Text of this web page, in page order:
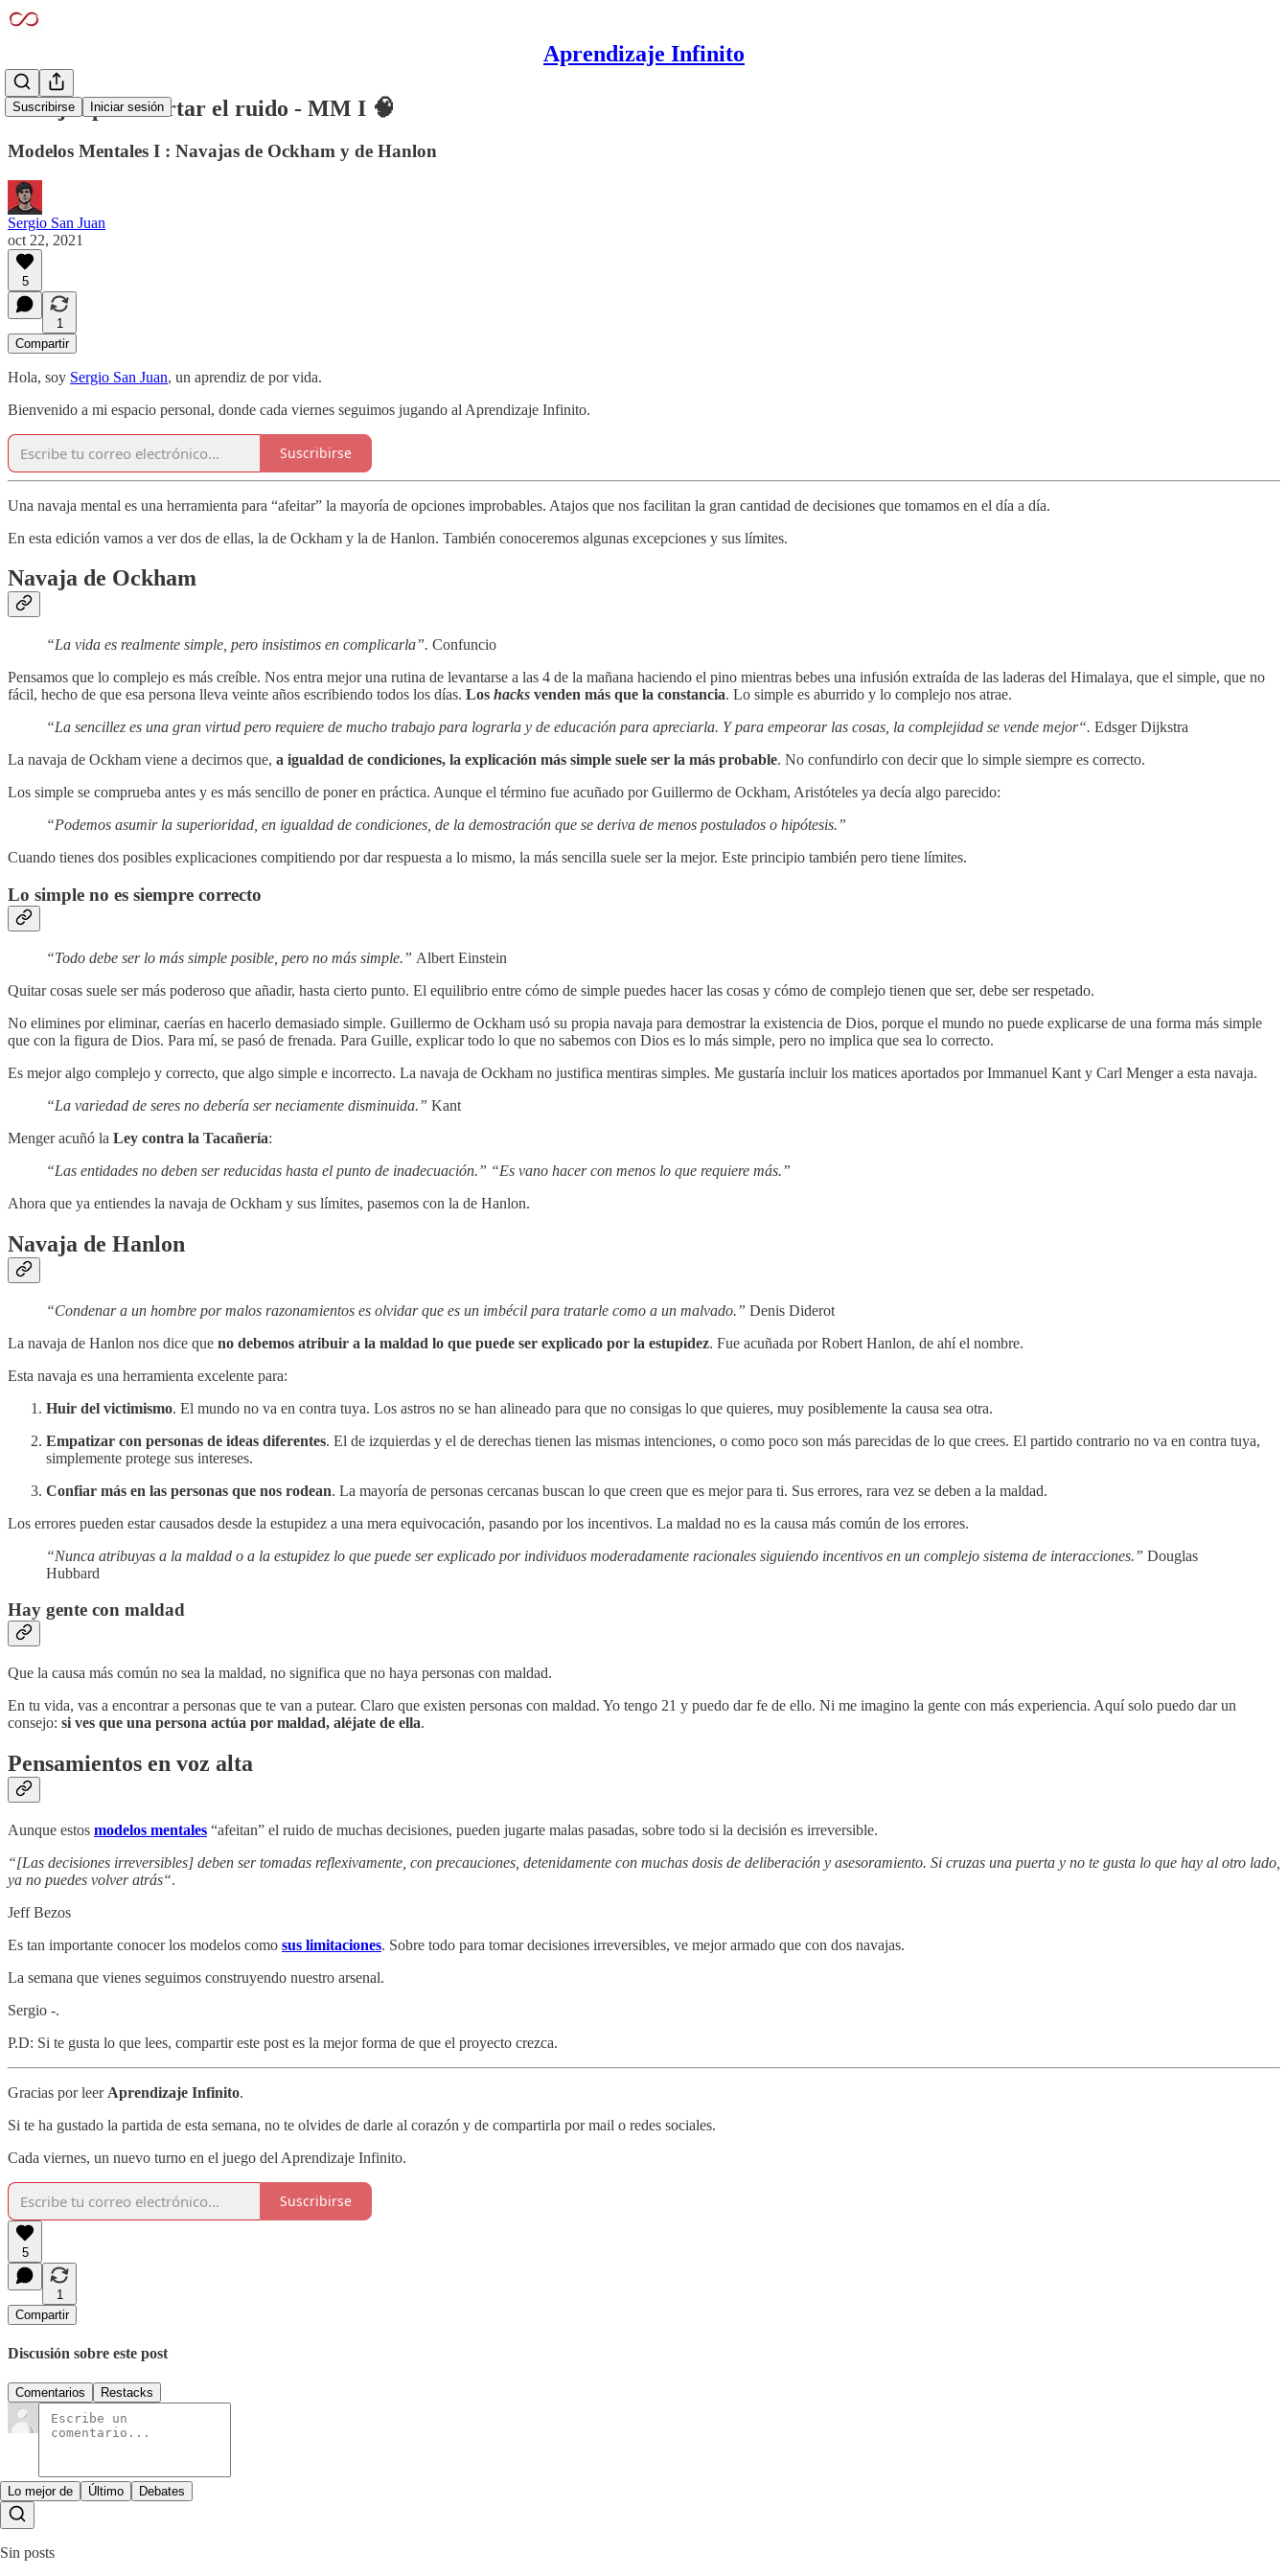
Aprendizaje Infinito
Suscribirse Iniciar sesión
Navajas para cortar el ruido - MM I 🧠
Modelos Mentales I : Navajas de Ockham y de Hanlon
Sergio San Juan
oct 22, 2021
5
1
Compartir
Hola, soy Sergio San Juan, un aprendiz de por vida.
Bienvenido a mi espacio personal, donde cada viernes seguimos jugando al Aprendizaje Infinito.
Suscribirse
Una navaja mental es una herramienta para “afeitar” la mayoría de opciones improbables. Atajos que nos facilitan la gran cantidad de decisiones que tomamos en el día a día.
En esta edición vamos a ver dos de ellas, la de Ockham y la de Hanlon. También conoceremos algunas excepciones y sus límites.
Navaja de Ockham
“La vida es realmente simple, pero insistimos en complicarla”. Confuncio
Pensamos que lo complejo es más creíble. Nos entra mejor una rutina de levantarse a las 4 de la mañana haciendo el pino mientras bebes una infusión extraída de las laderas del Himalaya, que el simple, que no
fácil, hecho de que esa persona lleva veinte años escribiendo todos los días. Los hacks venden más que la constancia. Lo simple es aburrido y lo complejo nos atrae.
“La sencillez es una gran virtud pero requiere de mucho trabajo para lograrla y de educación para apreciarla. Y para empeorar las cosas, la complejidad se vende mejor“. Edsger Dijkstra
La navaja de Ockham viene a decirnos que, a igualdad de condiciones, la explicación más simple suele ser la más probable. No confundirlo con decir que lo simple siempre es correcto.
Los simple se comprueba antes y es más sencillo de poner en práctica. Aunque el término fue acuñado por Guillermo de Ockham, Aristóteles ya decía algo parecido:
“Podemos asumir la superioridad, en igualdad de condiciones, de la demostración que se deriva de menos postulados o hipótesis.”
Cuando tienes dos posibles explicaciones compitiendo por dar respuesta a lo mismo, la más sencilla suele ser la mejor. Este principio también pero tiene límites.
Lo simple no es siempre correcto
“Todo debe ser lo más simple posible, pero no más simple.” Albert Einstein
Quitar cosas suele ser más poderoso que añadir, hasta cierto punto. El equilibrio entre cómo de simple puedes hacer las cosas y cómo de complejo tienen que ser, debe ser respetado.
No elimines por eliminar, caerías en hacerlo demasiado simple. Guillermo de Ockham usó su propia navaja para demostrar la existencia de Dios, porque el mundo no puede explicarse de una forma más simple
que con la figura de Dios. Para mí, se pasó de frenada. Para Guille, explicar todo lo que no sabemos con Dios es lo más simple, pero no implica que sea lo correcto.
Es mejor algo complejo y correcto, que algo simple e incorrecto. La navaja de Ockham no justifica mentiras simples. Me gustaría incluir los matices aportados por Immanuel Kant y Carl Menger a esta navaja.
“La variedad de seres no debería ser neciamente disminuida.” Kant
Menger acuñó la Ley contra la Tacañería:
“Las entidades no deben ser reducidas hasta el punto de inadecuación.” “Es vano hacer con menos lo que requiere más.”
Ahora que ya entiendes la navaja de Ockham y sus límites, pasemos con la de Hanlon.
Navaja de Hanlon
“Condenar a un hombre por malos razonamientos es olvidar que es un imbécil para tratarle como a un malvado.” Denis Diderot
La navaja de Hanlon nos dice que no debemos atribuir a la maldad lo que puede ser explicado por la estupidez. Fue acuñada por Robert Hanlon, de ahí el nombre.
Esta navaja es una herramienta excelente para:
Huir del victimismo. El mundo no va en contra tuya. Los astros no se han alineado para que no consigas lo que quieres, muy posiblemente la causa sea otra.
Empatizar con personas de ideas diferentes. El de izquierdas y el de derechas tienen las mismas intenciones, o como poco son más parecidas de lo que crees. El partido contrario no va en contra tuya,
simplemente protege sus intereses.
Confiar más en las personas que nos rodean. La mayoría de personas cercanas buscan lo que creen que es mejor para ti. Sus errores, rara vez se deben a la maldad.
Los errores pueden estar causados desde la estupidez a una mera equivocación, pasando por los incentivos. La maldad no es la causa más común de los errores.
“Nunca atribuyas a la maldad o a la estupidez lo que puede ser explicado por individuos moderadamente racionales siguiendo incentivos en un complejo sistema de interacciones.” Douglas
Hubbard
Hay gente con maldad
Que la causa más común no sea la maldad, no significa que no haya personas con maldad.
En tu vida, vas a encontrar a personas que te van a putear. Claro que existen personas con maldad. Yo tengo 21 y puedo dar fe de ello. Ni me imagino la gente con más experiencia. Aquí solo puedo dar un
consejo: si ves que una persona actúa por maldad, aléjate de ella.
Pensamientos en voz alta
Aunque estos modelos mentales “afeitan” el ruido de muchas decisiones, pueden jugarte malas pasadas, sobre todo si la decisión es irreversible.
“[Las decisiones irreversibles] deben ser tomadas reflexivamente, con precauciones, detenidamente con muchas dosis de deliberación y asesoramiento. Si cruzas una puerta y no te gusta lo que hay al otro lado,
ya no puedes volver atrás“.
Jeff Bezos
Es tan importante conocer los modelos como sus limitaciones. Sobre todo para tomar decisiones irreversibles, ve mejor armado que con dos navajas.
La semana que vienes seguimos construyendo nuestro arsenal.
Sergio -.
P.D: Si te gusta lo que lees, compartir este post es la mejor forma de que el proyecto crezca.
Gracias por leer Aprendizaje Infinito.
Si te ha gustado la partida de esta semana, no te olvides de darle al corazón y de compartirla por mail o redes sociales.
Cada viernes, un nuevo turno en el juego del Aprendizaje Infinito.
Suscribirse
5
1
Compartir
Discusión sobre este post
Comentarios Restacks
Lo mejor de Último Debates
Sin posts